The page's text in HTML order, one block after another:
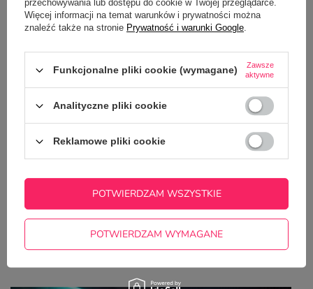
Bidon turystyczny biały 500 ml z Twoim
nadrukiem
35,00 zł / szt.
8,99 zł
Z NASZEGO BLOGA
Jak przygotować projekt na kubek z pomocą
przechowywania lub dostępu do cookie w Twojej przeglądarce.
Więcej informacji na temat warunków i prywatności można
znaleźć także na stronie Prywatność i warunki Google.
Funkcjonalne pliki cookie (wymagane)
Zawsze
aktywne
Analityczne pliki cookie
Reklamowe pliki cookie
POTWIERDZAM WYMAGANE
POTWIERDZAM WSZYSTKIE